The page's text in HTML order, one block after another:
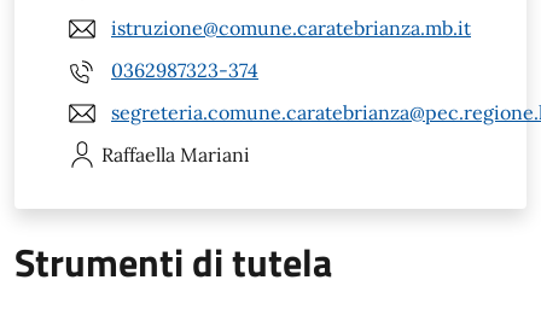
istruzione@comune.caratebrianza.mb.it
0362987323-374
Raffaella Mariani
Strumenti di tutela